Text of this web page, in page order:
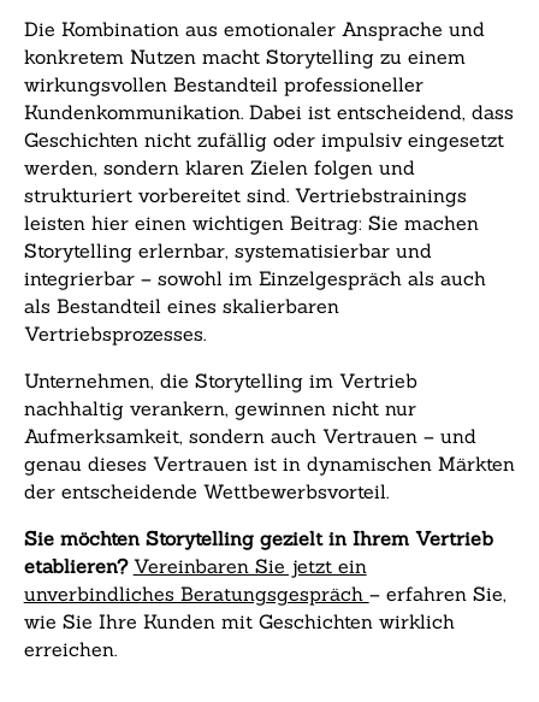
Die Kombination aus emotionaler Ansprache und
konkretem Nutzen macht Storytelling zu einem
wirkungsvollen Bestandteil professioneller
Kundenkommunikation. Dabei ist entscheidend, dass
Geschichten nicht zufällig oder impulsiv eingesetzt
werden, sondern klaren Zielen folgen und
strukturiert vorbereitet sind. Vertriebstrainings
leisten hier einen wichtigen Beitrag: Sie machen
Storytelling erlernbar, systematisierbar und
integrierbar – sowohl im Einzelgespräch als auch
als Bestandteil eines skalierbaren
Vertriebsprozesses.
Unternehmen, die Storytelling im Vertrieb
nachhaltig verankern, gewinnen nicht nur
Aufmerksamkeit, sondern auch Vertrauen – und
genau dieses Vertrauen ist in dynamischen Märkten
der entscheidende Wettbewerbsvorteil.
Sie möchten Storytelling gezielt in Ihrem Vertrieb
etablieren? Vereinbaren Sie jetzt ein
unverbindliches Beratungsgespräch – erfahren Sie,
wie Sie Ihre Kunden mit Geschichten wirklich
erreichen.